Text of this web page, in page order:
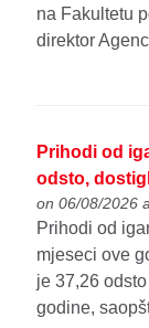
na Fakultetu
direktor
Prihodi od
odsto,
on 06/08/2026
Prihodi od
mjeseci ove
je 37,26
godine,